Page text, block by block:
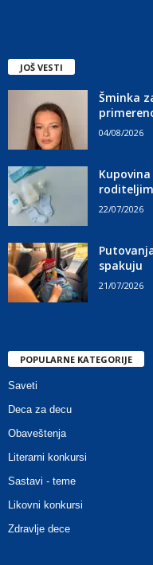
JOŠ VESTI
Šminka
04/08/2026
22/07/2026
spakuju
21/07/2026
POPULARNE KATEGORIJE
Saveti
Deca za decu
Obaveštenja
Literarni konkursi
Sastavi - teme
Likovni konkursi
Zdravlje dece